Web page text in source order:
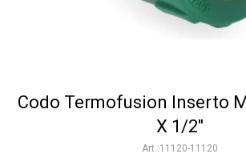
Codo Termofusion Inserto
X 1/2"
11120-11120
Varios